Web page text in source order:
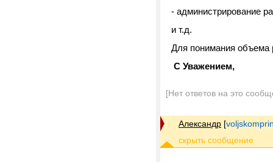
- администрирование
и т.д.
Для понимания объема
С Уважением,
[Нет ответов на это
Александр [